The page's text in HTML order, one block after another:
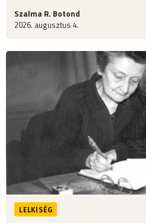
Szalma R. Botond
2026. augusztus 4.
LELKISÉG